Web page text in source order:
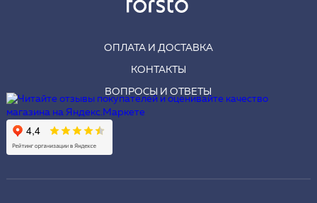
ОПЛАТА И ДОСТАВКА
КОНТАКТЫ
ВОПРОСЫ И ОТВЕТЫ